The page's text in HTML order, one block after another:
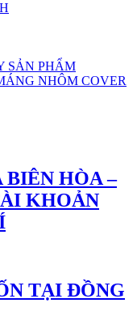
SẢN PHẨM
NHÔM COVER
BIÊN HÒA –
KHOẢN
TẠI ĐỒNG